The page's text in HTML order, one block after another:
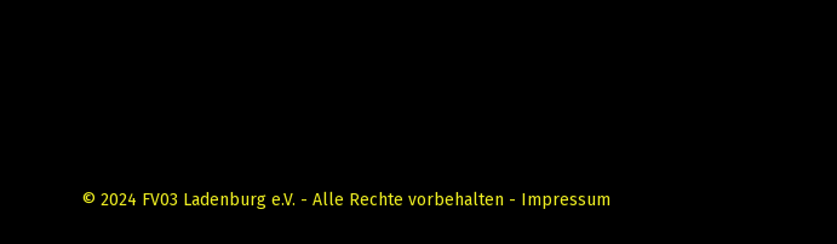
© 2024 FV03 Ladenburg e.V. - Alle Rechte vorbehalten - Impressum